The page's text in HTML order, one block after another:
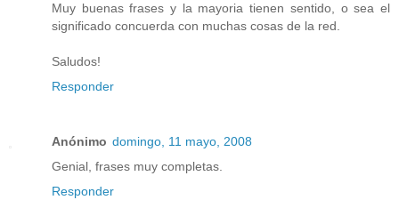
Muy buenas frases y la mayoria tienen sentido, o sea el
significado concuerda con muchas cosas de la red.
Saludos!
Responder
Anónimo domingo, 11 mayo, 2008
Genial, frases muy completas.
Responder